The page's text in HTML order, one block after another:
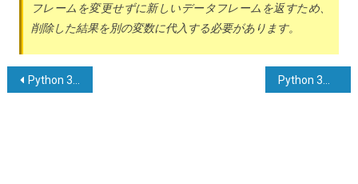
フレームを変更せずに新しいデータフレームを返すため、
削除した結果を別の変数に代入する必要があります。
投 Python 3でのpickle.dumpの使用 – TypeError: strである必要がありますが、bytesではありません